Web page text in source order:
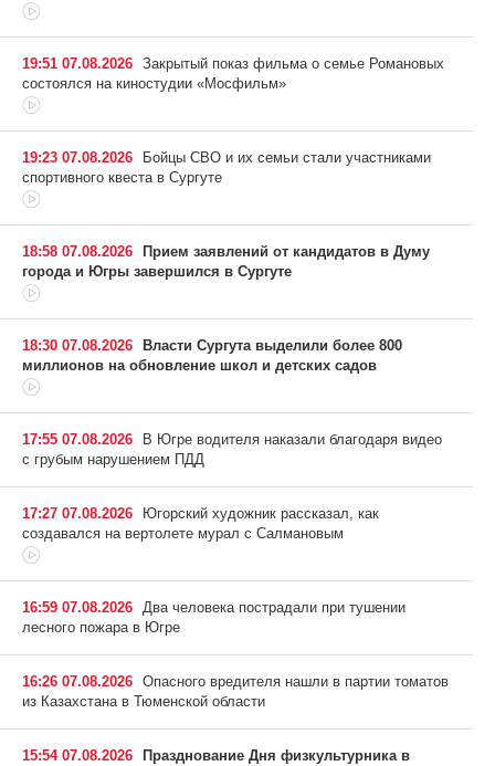
19:51 07.08.2026 Закрытый показ фильма о семье Романовых
состоялся на киностудии «Мосфильм»
19:23 07.08.2026
Бойцы СВО и их семьи стали участниками
спортивного квеста в Сургуте
18:58 07.08.2026
Прием заявлений от кандидатов в Думу
города и Югры завершился в Сургуте
18:30 07.08.2026
Власти Сургута выделили более 800
миллионов на обновление школ и детских садов
17:55 07.08.2026
В Югре водителя наказали благодаря видео
с грубым нарушением ПДД
17:27 07.08.2026
Югорский художник рассказал, как
создавался на вертолете мурал с Салмановым
16:59 07.08.2026 Два человека пострадали при тушении
лесного пожара в Югре
16:26 07.08.2026 Опасного вредителя нашли в партии томатов
из Казахстана в Тюменской области
15:54 07.08.2026
Празднование Дня физкультурника в